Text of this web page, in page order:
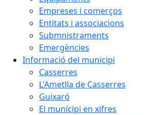
Empreses i comerços
Entitats i associacions
Submnistraments
Emergències
Informació del municipi
Casserres
L'Ametlla de Casserres
Guixaró
El municipi en xifres